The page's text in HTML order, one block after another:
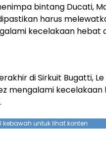
bintang Ducati,
harus
kecelakaan hebat
di Sirkuit Bugatti,
mengalami kecelakaan
kebawah untuk lihat konten